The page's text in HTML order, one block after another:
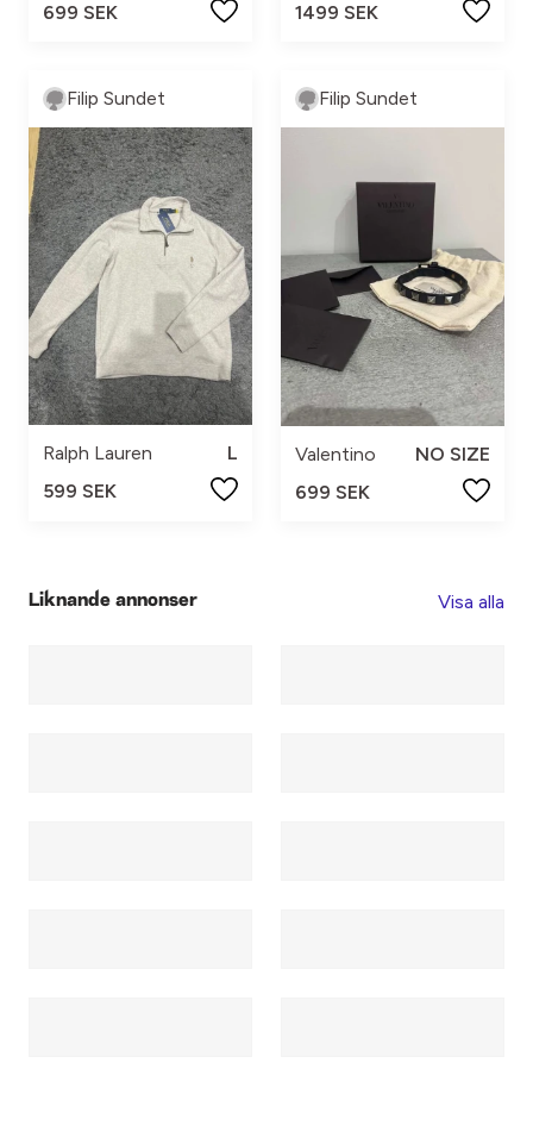
699 SEK
1499 SEK
Filip Sundet
Ralph Lauren
L
599 SEK
Filip Sundet
Valentino
NO SIZE
699 SEK
Liknande annonser Visa alla